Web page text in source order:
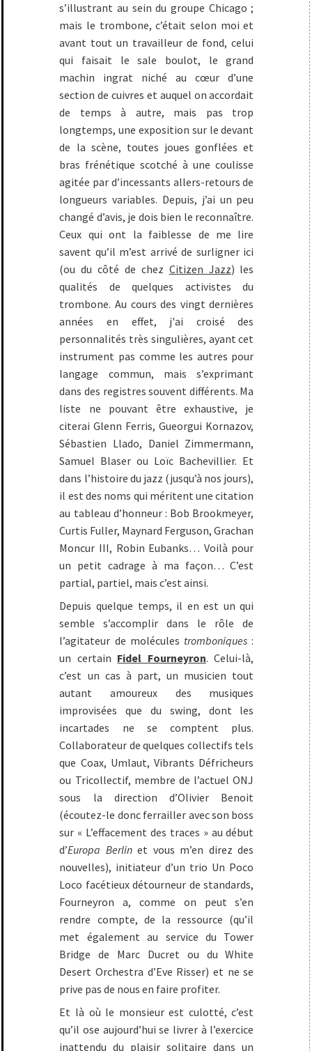
s’illustrant au sein du groupe Chicago ;
mais le trombone, c’était selon moi et
avant tout un travailleur de fond, celui
qui faisait le sale boulot, le grand
machin ingrat niché au cœur d’une
section de cuivres et auquel on accordait
de temps à autre, mais pas trop
longtemps, une exposition sur le devant
de la scène, toutes joues gonflées et
bras frénétique scotché à une coulisse
agitée par d’incessants allers-retours de
longueurs variables. Depuis, j’ai un peu
changé d’avis, je dois bien le reconnaître.
Ceux qui ont la faiblesse de me lire
savent qu’il m’est arrivé de surligner ici
(ou du côté de chez Citizen Jazz) les
qualités de quelques activistes du
trombone. Au cours des vingt dernières
années en effet, j'ai croisé des
personnalités très singulières, ayant cet
instrument pas comme les autres pour
langage commun, mais s’exprimant
dans des registres souvent différents. Ma
liste ne pouvant être exhaustive, je
citerai Glenn Ferris, Gueorgui Kornazov,
Sébastien Llado, Daniel Zimmermann,
Samuel Blaser ou Loïc Bachevillier. Et
dans l’histoire du jazz (jusqu’à nos jours),
il est des noms qui méritent une citation
au tableau d’honneur : Bob Brookmeyer,
Curtis Fuller, Maynard Ferguson, Grachan
Moncur III, Robin Eubanks… Voilà pour
un petit cadrage à ma façon… C’est
partial, partiel, mais c’est ainsi.
Depuis quelque temps, il en est un qui
semble s’accomplir dans le rôle de
l’agitateur de molécules tromboniques :
un certain Fidel Fourneyron. Celui-là,
c’est un cas à part, un musicien tout
autant amoureux des musiques
improvisées que du swing, dont les
incartades ne se comptent plus.
Collaborateur de quelques collectifs tels
que Coax, Umlaut, Vibrants Défricheurs
ou Tricollectif, membre de l’actuel ONJ
sous la direction d’Olivier Benoit
(écoutez-le donc ferrailler avec son boss
sur « L’effacement des traces » au début
d’Europa Berlinet vous m’en direz des
nouvelles), initiateur d’un trio Un Poco
Loco facétieux détourneur de standards,
Fourneyron a, comme on peut s’en
rendre compte, de la ressource (qu’il
met également au service du Tower
Bridge de Marc Ducret ou du White
Desert Orchestra d’Eve Risser) et ne se
prive pas de nous en faire profiter.
Et là où le monsieur est culotté, c’est
qu’il ose aujourd’hui se livrer à l’exercice
inattendu du plaisir solitaire dans un